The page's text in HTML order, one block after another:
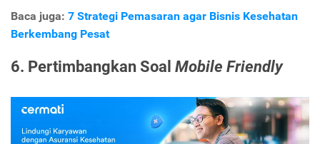
Baca juga: 7 Strategi Pemasaran agar Bisnis Kesehatan
Berkembang Pesat
6. Pertimbangkan Soal Mobile Friendly